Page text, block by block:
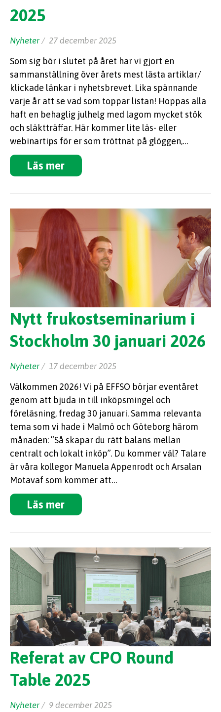
2025
Nyheter / 27 december 2025
Som sig bör i slutet på året har vi gjort en
sammanställning över årets mest lästa artiklar/
klickade länkar i nyhetsbrevet. Lika spännande
varje år att se vad som toppar listan! Hoppas alla
haft en behaglig julhelg med lagom mycket stök
och släktträffar. Här kommer lite läs- eller
webinartips för er som tröttnat på glöggen,…
Läs mer
Nytt frukostseminarium i
Stockholm 30 januari 2026
Nyheter / 17 december 2025
Välkommen 2026! Vi på EFFSO börjar eventåret
genom att bjuda in till inköpsmingel och
föreläsning, fredag 30 januari. Samma relevanta
tema som vi hade i Malmö och Göteborg härom
månaden: ”Så skapar du rätt balans mellan
centralt och lokalt inköp”. Du kommer väl? Talare
är våra kollegor Manuela Appenrodt och Arsalan
Motavaf som kommer att…
Läs mer
Referat av CPO Round
Table 2025
Nyheter / 9 december 2025